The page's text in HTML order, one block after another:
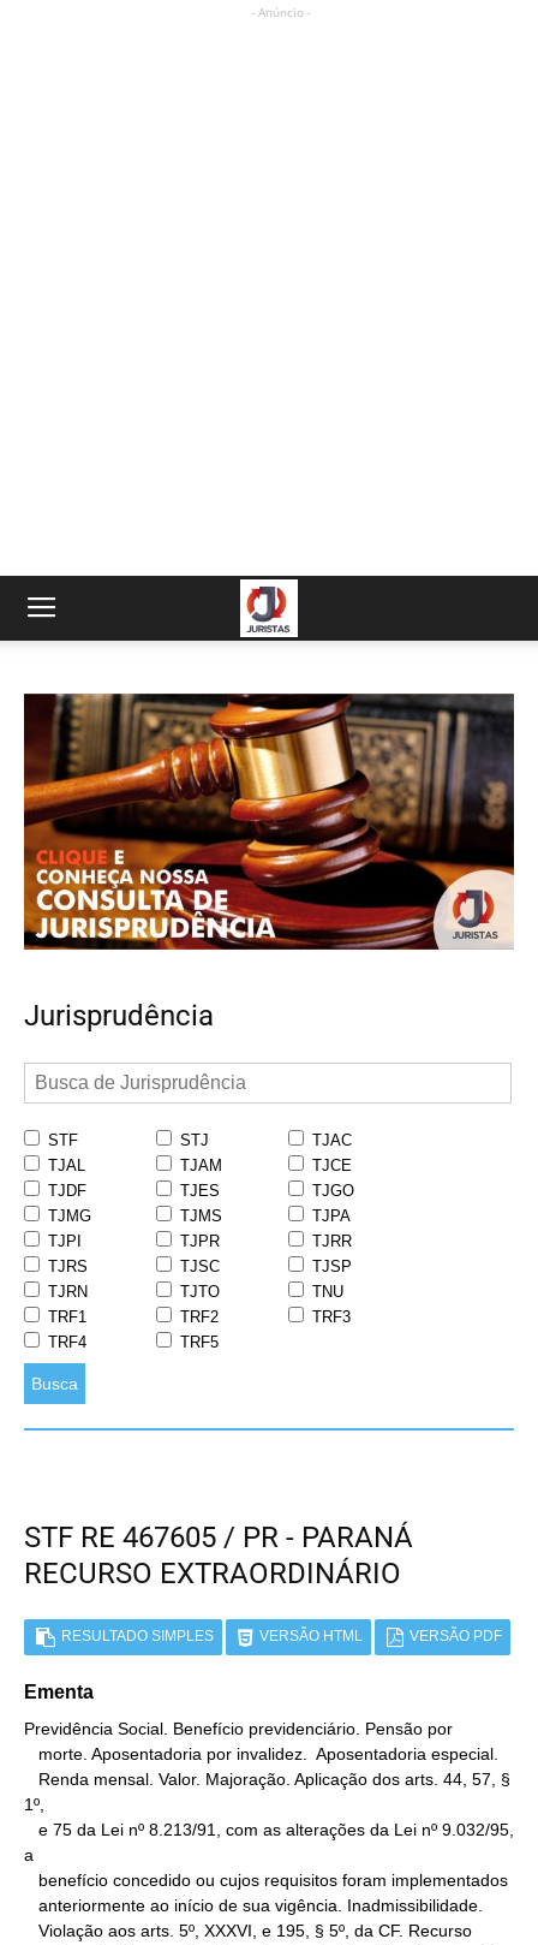
- Anúncio -
Jurisprudência
STF STJ
TJAC
TJAL
TJAM
TJCE
TJDF
TJES
TJGO
TJMG
TJMS
TJPA
TJPI
TJPR
TJRR
TJRS
TJSC
TJSP
TJRN
TJTO
TNU
TRF1
TRF2
TRF3
TRF4
TRF5
Busca
STF RE 467605 / PR - PARANÁ
RECURSO EXTRAORDINÁRIO
RESULTADO SIMPLES VERSÃO HTML VERSÃO PDF
Ementa
Previdência Social. Benefício previdenciário. Pensão por
1º,
a